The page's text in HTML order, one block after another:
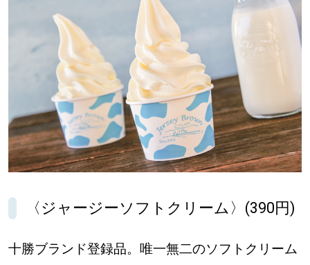
〈ジャージーソフトクリーム〉(390円)
十勝ブランド登録品。唯一無二のソフトクリーム